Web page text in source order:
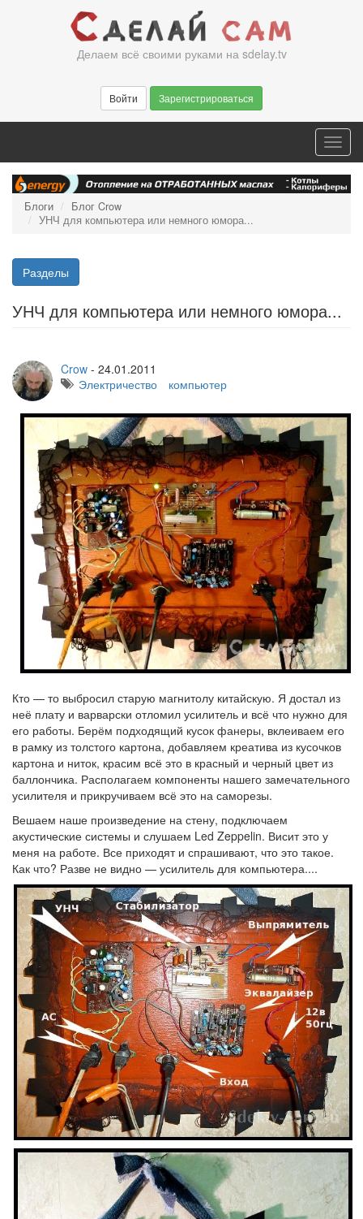
Делаем всё своими руками на sdelay.tv
Войти Зарегистрироваться
Блоги
Блог Crow
УНЧ для компьютера или немного юмора...
Разделы
УНЧ для компьютера или немного юмора...
Crow - 24.01.2011
Электричество
компьютер
Кто — то выбросил старую магнитолу китайскую. Я достал из
неё плату и варварски отломил усилитель и всё что нужно для
его работы. Берём подходящий кусок фанеры, вклеиваем его
в рамку из толстого картона, добавляем креатива из кусочков
картона и ниток, красим всё это в красный и черный цвет из
баллончика. Располагаем компоненты нашего замечательного
усилителя и прикручиваем всё это на саморезы.
Вешаем наше произведение на стену, подключаем
акустические системы и слушаем Led Zeppelin. Висит это у
меня на работе. Все приходят и спрашивают, что это такое.
Как что? Разве не видно — усилитель для компьютера....